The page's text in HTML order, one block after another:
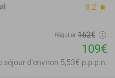
8.2 star
Régulier 162€
109€
séjour d'environ 5,53€ p.p.p.n.